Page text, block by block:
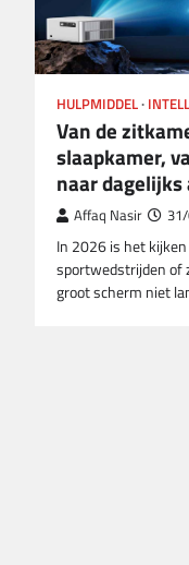
HULPMIDDEL
Van de
slaapkamer,
naar
Affaq Nasir
In 2026 is het
sportwedstrijden of
groot scherm niet